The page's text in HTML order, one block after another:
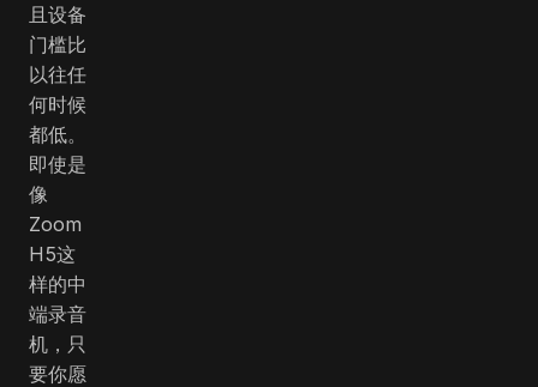
且设备
门槛比
以往任
何时候
都低。
即使是
像
Zoom
H5这
样的中
端录音
机，只
要你愿